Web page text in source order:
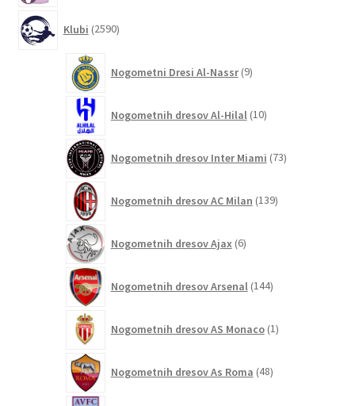
Klubi 2590izdelkov
Nogometni Dresi Al-Nassr 9izdelkov
Nogometnih dresov Al-Hilal 10izdelkov
Nogometnih dresov Inter Miami 73izdelkov
Nogometnih dresov AC Milan 139izdelkov
Nogometnih dresov Ajax 6izdelkov
Nogometnih dresov Arsenal 144izdelkov
Nogometnih dresov AS Monaco 1izdelek
Nogometnih dresov As Roma 48izdelkov